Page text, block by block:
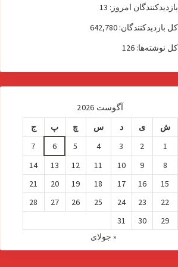
بازدیدکنندگان امروز: 13
کل بازدیدکنند‌گان: 642,780
کل نوشته‌ها: 126
آگوست 2026
ش
ی د س چ پ
ج
1
2
3
4
5
6
7
8
9
10
11
12
13
14
15
16
17
18
19
20
21
22
23
24
25
26
27
28
29
30
31
« جولای